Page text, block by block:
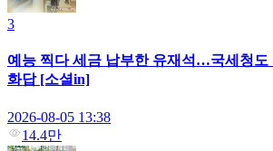
3
예능 찍다 세금 납부한 유재석…국세청
화답 [소셜in]
2026-08-05 13:38
14.4만